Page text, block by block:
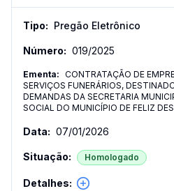
Pregão Eletrônico
019/2025
CONTRATAÇÃO DE
SERVIÇOS FUNERÁRIOS,
DEMANDAS DA SECRETARIA
SOCIAL DO MUNICÍPIO DE FELIZ
07/01/2026
Homologado